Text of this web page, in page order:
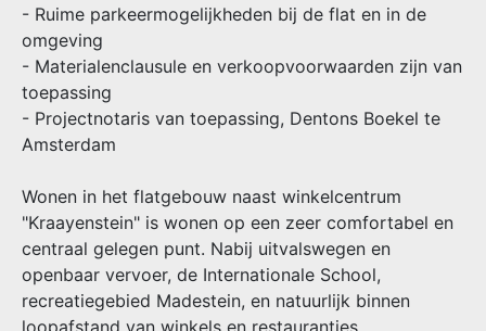
- Ruime parkeermogelijkheden bij de flat en in de
omgeving
- Materialenclausule en verkoopvoorwaarden zijn van
toepassing
- Projectnotaris van toepassing, Dentons Boekel te
Amsterdam
Wonen in het flatgebouw naast winkelcentrum
"Kraayenstein" is wonen op een zeer comfortabel en
centraal gelegen punt. Nabij uitvalswegen en
openbaar vervoer, de Internationale School,
recreatiegebied Madestein, en natuurlijk binnen
loopafstand van winkels en restaurantjes.